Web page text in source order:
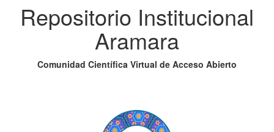
Repositorio Institucional
Aramara
Comunidad Científica Virtual de Acceso Abierto